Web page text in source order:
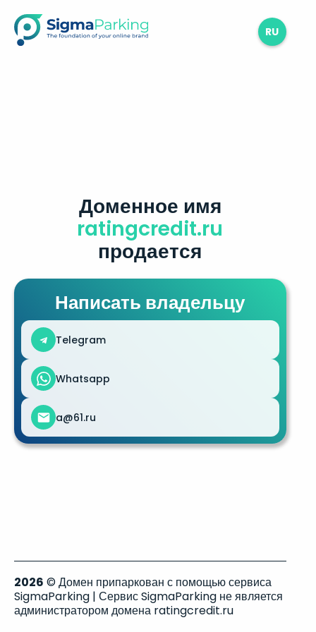
RU
Доменное имя
ratingcredit.ru
продается
Написать владельцу
Telegram
Whatsapp
a@61.ru
2026 © Домен припаркован с помощью сервиса
SigmaParking | Сервис SigmaParking не является
администратором домена ratingcredit.ru